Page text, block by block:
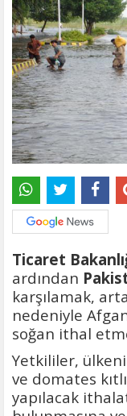
Ticaret
ardından
karşılamak,
nedeniyle
soğan ithal
Yetkililer,
ve domates
yapılacak